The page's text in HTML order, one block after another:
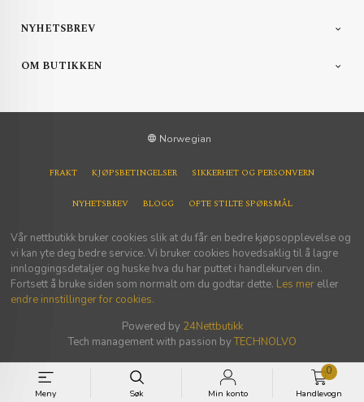
Meny Søk Min konto Handlevogn
0
NYHETSBREV
OM BUTIKKEN
Norwegian
FRAKT KJØPSBETINGELSER SIKKERHET OG PERSONVERN
NYHETSBREV BLOGG OFTE STILTE SPØRSMÅL
Vår nettbutikk bruker cookies slik at du får en bedre kjøpsopplevelse og
vi kan yte deg bedre service. Vi bruker cookies hovedsaklig til å lagre
innloggingsdetaljer og huske hva du har puttet i handlekurven din.
Fortsett å bruke siden som normalt om du godtar dette. Les mer eller
endre innstillinger for cookies.
Powered by 24Nettbutikk
Tech management with passion byTECHNOLVO